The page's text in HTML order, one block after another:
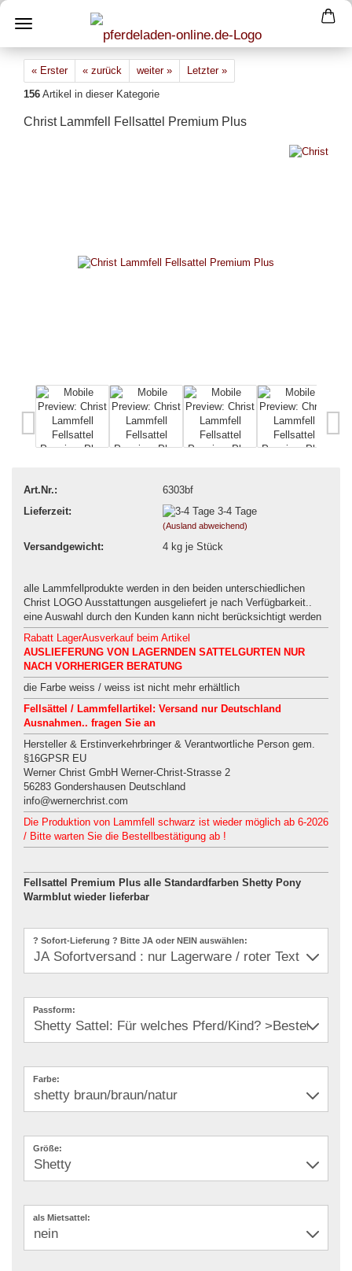
« Erster « zurück weiter »
Letzter »
156 Artikel in dieser Kategorie
Christ Lammfell Fellsattel Premium Plus
Art.Nr.:
6303bf
Lieferzeit:
3-4 Tage
(Ausland abweichend)
Versandgewicht: 4kg je Stück
alle Lammfellprodukte werden in den beiden unterschiedlichen
Christ LOGO Ausstattungen ausgeliefert je nach Verfügbarkeit..
eine Auswahl durch den Kunden kann nicht berücksichtigt werden
Rabatt LagerAusverkauf beim Artikel
AUSLIEFERUNG VON LAGERNDEN SATTELGURTEN NUR
NACH VORHERIGER BERATUNG
die Farbe weiss / weiss ist nicht mehr erhältlich
Fellsättel / Lammfellartikel: Versand nur Deutschland
Ausnahmen.. fragen Sie an
Hersteller & Erstinverkehrbringer & Verantwortliche Person gem.
§16GPSR EU
Werner Christ GmbH Werner-Christ-Strasse 2
56283 Gondershausen Deutschland
info@wernerchrist.com
Die Produktion von Lammfell schwarz ist wieder möglich ab 6-2026
/ Bitte warten Sie die Bestellbestätigung ab !
Fellsattel Premium Plus alle Standardfarben Shetty Pony
Warmblut wieder lieferbar
? Sofort-Lieferung ? Bitte JA oder NEIN auswählen:
Passform:
Farbe:
Größe:
als Mietsattel: